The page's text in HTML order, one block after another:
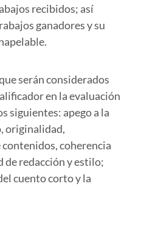
recibidos; así
ganadores y su
serán considerados
en la evaluación
siguientes: apego a la
originalidad,
coherencia
de redacción y estilo;
cuento corto y la